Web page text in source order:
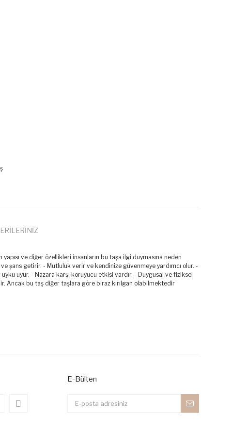
ve diğer özellikleri insanların bu taşa ilgi duymasına neden
şans getirir. - Mutluluk verir ve kendinize güvenmeye yardımcı olur. -
uyur. - Nazara karşı koruyucu etkisi vardır. - Duygusal ve fiziksel
Ancak bu taş diğer taşlara göre biraz kırılgan olabilmektedir
E-Bülten